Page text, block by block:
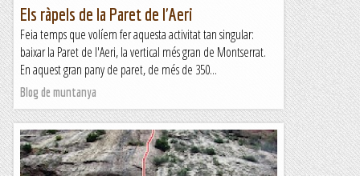
Els ràpels de la Paret de l'Aeri
Feia temps que volíem fer aquesta activitat tan singular:
baixar la Paret de l'Aeri, la vertical més gran de Montserrat.
En aquest gran pany de paret, de més de 350...
Blog de muntanya